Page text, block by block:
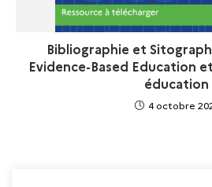
Bibliographie et
Evidence-Based Education
éducation
4 octobre